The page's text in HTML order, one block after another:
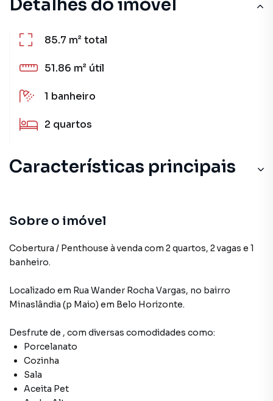
Detalhes do imóvel
85.7 m²total
51.86 m² útil
1 banheiro
2 quartos
Características principais
Sala
Aceita Pet
Elevador
Sobre o imóvel
Cobertura / Penthouse à venda com 2 quartos, 2 vagas e 1
banheiro.
Localizado em Rua Wander Rocha Vargas, no bairro
Minaslândia (p Maio) em Belo Horizonte.
Desfrute de , com diversas comodidades como:
Porcelanato
Cozinha
Sala
Aceita Pet